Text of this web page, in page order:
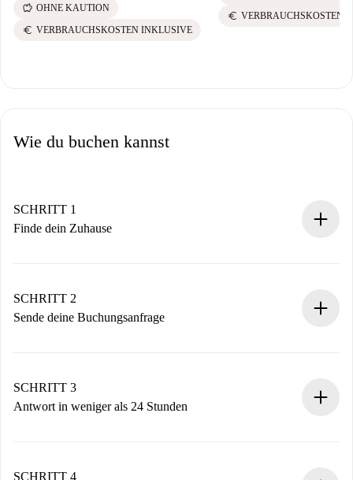
savings OHNE KAUTION
euro VERBRAUCHSKOSTEN INKLUSIVE
euro VERBRAUCHSKOSTEN
Wie du buchen kannst
SCHRITT 1
Finde dein Zuhause
Du erhältst alle notwendigen Informationen im Voraus.
SCHRITT 2
Sende deine Buchungsanfrage
Denk daran, dass wir dich erst belasten, wenn der
Vermieter zustimmt.
SCHRITT 3
Antwort in weniger als 24 Stunden
stellen den Kontakt her.
SCHRITT 4